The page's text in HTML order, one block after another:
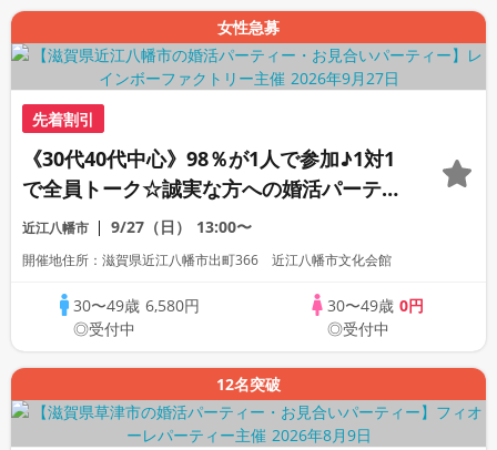
女性急募
先着割引
《30代40代中心》98％が1人で参加♪1対1
で全員トーク☆誠実な方への婚活パーティ
ー
近江八幡市 9/27（日） 13:00〜
開催地住所：滋賀県近江八幡市出町366 近江八幡市文化会館
30〜49歳 6,580円
◎受付中
30〜49歳 0円
◎受付中
12名突破